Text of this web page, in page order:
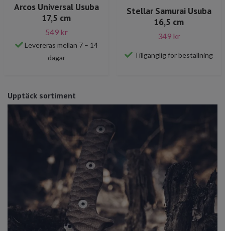
Upptäck sortiment
Arcos Universal Usuba
17,5 cm
549 kr
Levereras mellan 7 – 14
dagar
Stellar Samurai Usuba
16,5 cm
349 kr
Tillgänglig för beställning